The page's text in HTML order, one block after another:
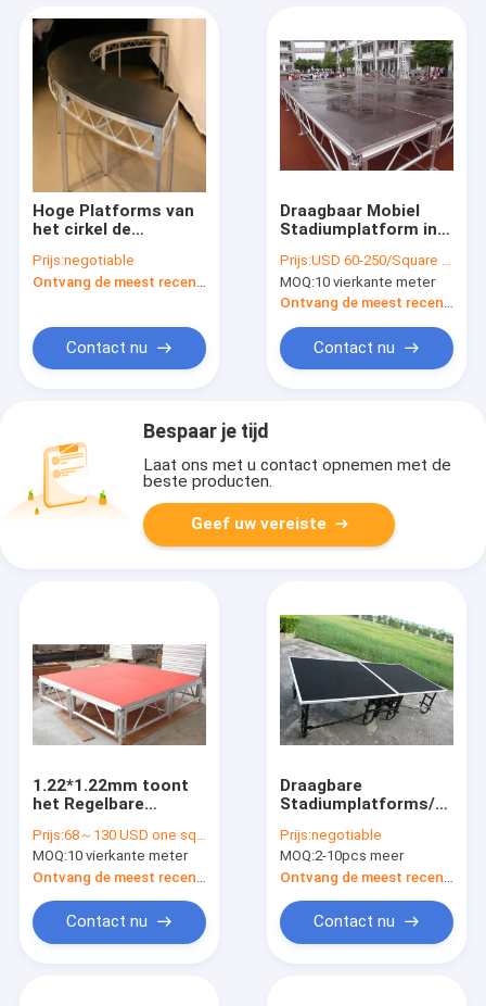
Hoge Platforms van
het cirkel de
kwaliteit
Prijs:negotiable
Contact nu
Draagbaar Mobiel
Stadiumplatform in
Vertoningsaluminium
Openlucht gebruikt
voor Overleg met
Hoogtebenen
Prijs:USD 60-250/Square Meter
MOQ:10 vierkante meter
Ontvang de meest recente Prijs
Contact nu
Bespaar je tijd
Laat ons met u contact opnemen met de
beste producten.
Geef uw vereiste
1.22*1.22mm toont
het Regelbare
Beweegbare
Triplex/het Glas voor
Huwelijk/
Prijs:68～130 USD one square meter
MOQ:10 vierkante meter
Contact nu
Draagbare
Stadiumplatforms/het
van de het
stadiumbundel van
het Stadiumplatform
voor overleg Kleine
Gebeurtenissen
Prijs:negotiable
MOQ:2-10pcs meer
Contact nu